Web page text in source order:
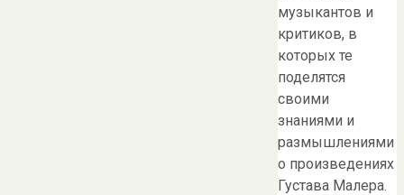
музыкантов и
критиков, в
которых те
поделятся
своими
знаниями и
размышлениями
о произведениях
Густава Малера.